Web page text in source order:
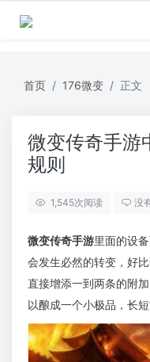
首页 176微变 正文
微变传奇手游
规则
1,545次阅读 没
微变传奇手游里面的设
会发生必然的转变，好
直接增添一到两条的附
以酿成一个小极品，长短